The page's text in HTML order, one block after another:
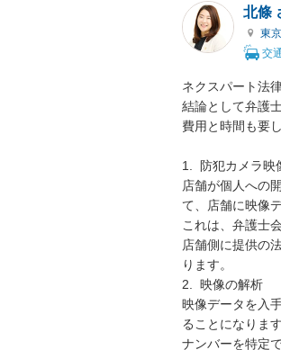
北條
東
交
ネクスパート法
結論として弁護
費用と時間も要し
1.  防犯カメラ映
店舗が個人への
て、店舗に映像
これは、弁護士
店舗側に提供の
ります。
2.  映像の解析
映像データを入
ることになります
ナンバーを特定